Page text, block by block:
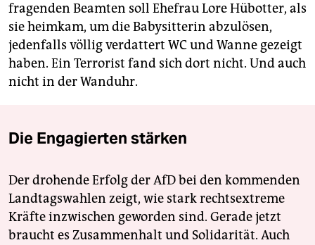
fragenden Beamten soll Ehefrau Lore Hübotter, als
sie heimkam, um die Babysitterin abzulösen,
jedenfalls völlig verdattert WC und Wanne gezeigt
haben. Ein Terrorist fand sich dort nicht. Und auch
nicht in der Wanduhr.
Die Engagierten stärken
Der drohende Erfolg der AfD bei den kommenden
Landtagswahlen zeigt, wie stark rechtsextreme
Kräfte inzwischen geworden sind. Gerade jetzt
braucht es Zusammenhalt und Solidarität. Auch